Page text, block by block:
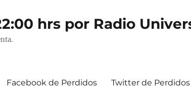
hrs por Radio
Facebook de Perdidos Twitter de Perdidos